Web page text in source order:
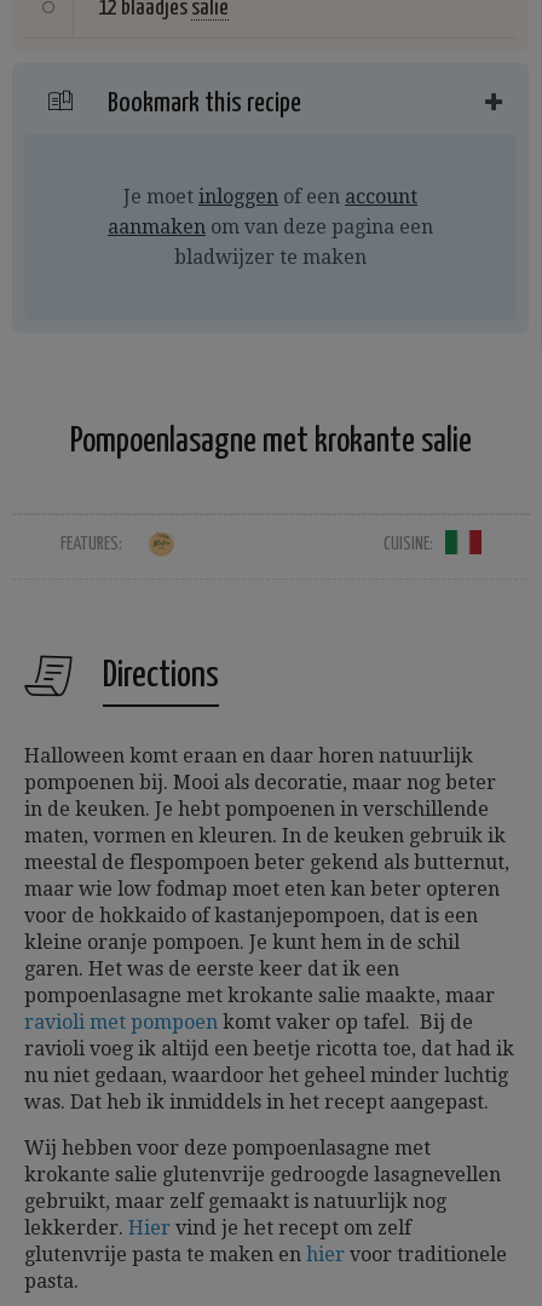
12 blaadjes salie
Bookmark this recipe
Je moet inloggen of een account
aanmaken om van deze pagina een
bladwijzer te maken
Pompoenlasagne met krokante salie
FEATURES: CUISINE:
Directions
Halloween komt eraan en daar horen natuurlijk
pompoenen bij. Mooi als decoratie, maar nog beter
in de keuken. Je hebt pompoenen in verschillende
maten, vormen en kleuren. In de keuken gebruik ik
meestal de flespompoen beter gekend als butternut,
maar wie low fodmap moet eten kan beter opteren
voor de hokkaido of kastanjepompoen, dat is een
kleine oranje pompoen. Je kunt hem in de schil
garen. Het was de eerste keer dat ik een
pompoenlasagne met krokante salie maakte, maar
ravioli met pompoen komt vaker op tafel. Bij de
ravioli voeg ik altijd een beetje ricotta toe, dat had ik
nu niet gedaan, waardoor het geheel minder luchtig
was. Dat heb ik inmiddels in het recept aangepast.
Wij hebben voor deze pompoenlasagne met
krokante salie glutenvrije gedroogde lasagnevellen
gebruikt, maar zelf gemaakt is natuurlijk nog
lekkerder. Hier vind je het recept om zelf
glutenvrije pasta te maken en hier voor traditionele
pasta.